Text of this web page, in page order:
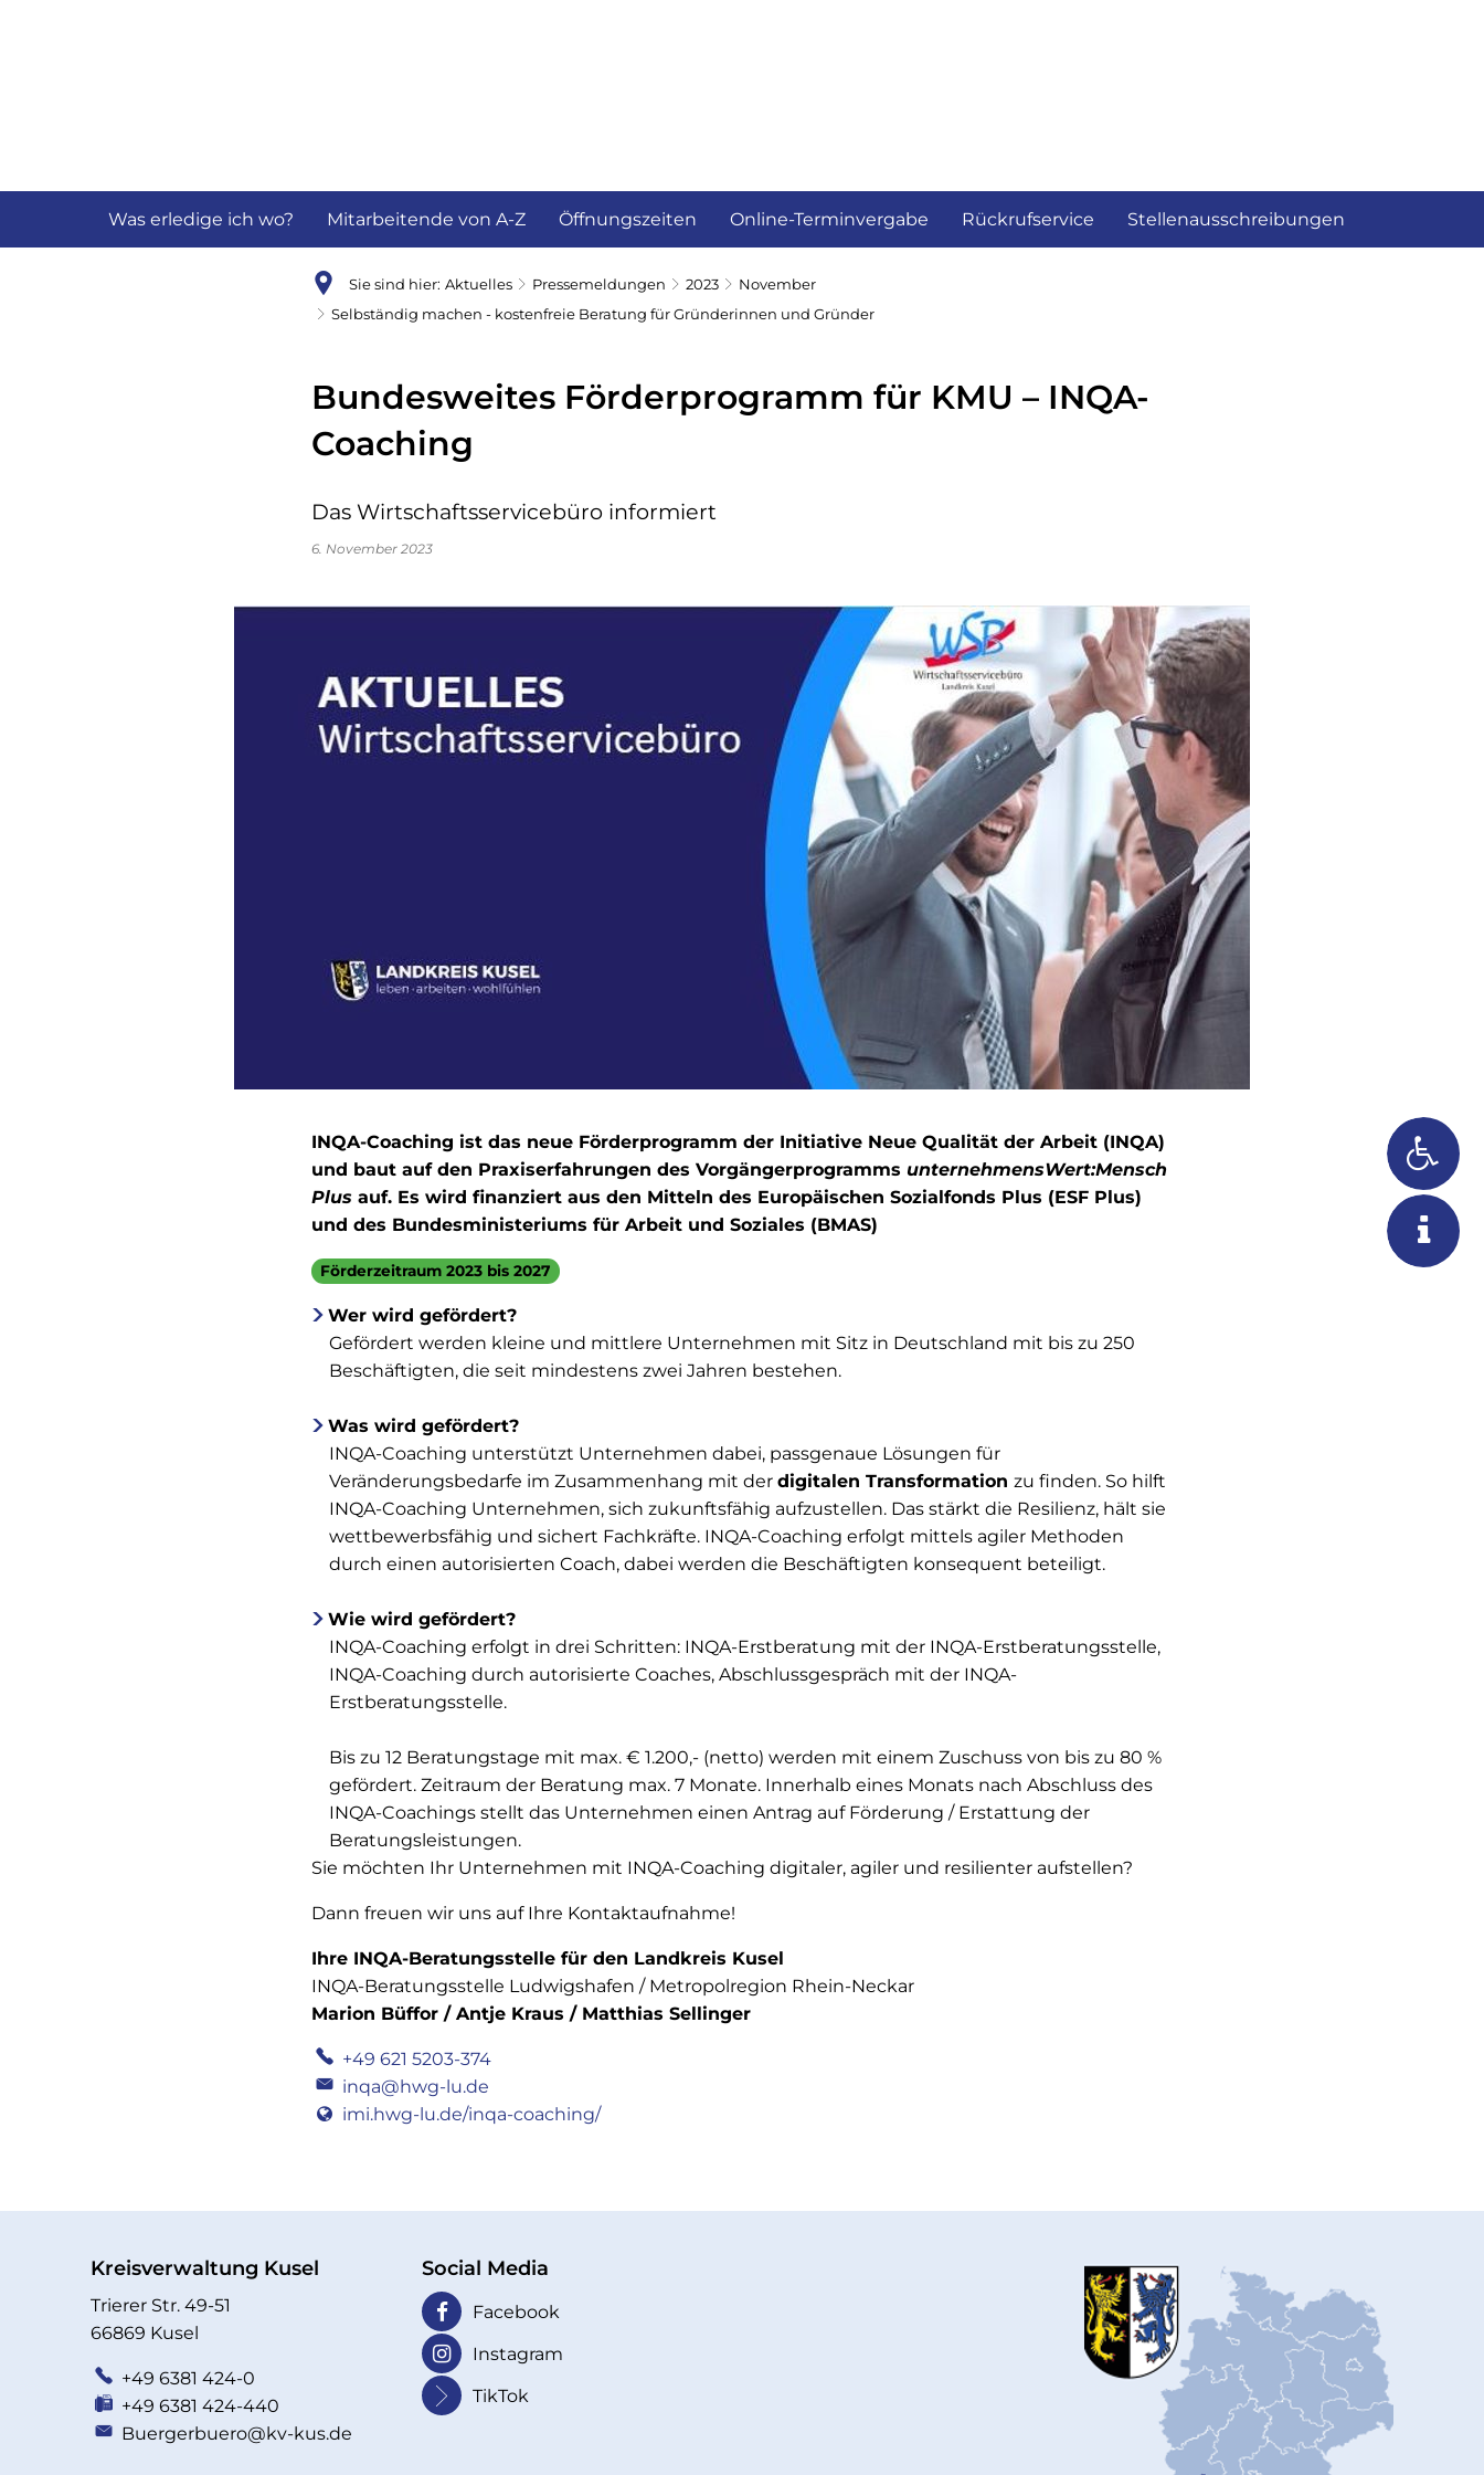
Was erledige ich wo? Mitarbeitende von A-Z Öffnungszeiten Online-Terminvergabe Rückrufservice Stellenausschreibungen
Sie sind hier: Aktuelles Pressemeldungen 2023
November
Selbständig machen - kostenfreie Beratung für Gründerinnen und Gründer
Bundesweites Förderprogramm für KMU – INQA-
Coaching
Das Wirtschaftsservicebüro informiert
6. November 2023
INQA-Coaching ist das neue Förderprogramm der Initiative Neue Qualität der Arbeit (INQA)
und baut auf den Praxiserfahrungen des Vorgängerprogramms unternehmensWert:Mensch
Plus auf. Es wird finanziert aus den Mitteln des Europäischen Sozialfonds Plus (ESF Plus)
und des Bundesministeriums für Arbeit und Soziales (BMAS)
Förderzeitraum 2023 bis 2027
Wer wird gefördert?
Gefördert werden kleine und mittlere Unternehmen mit Sitz in Deutschland mit bis zu 250
Beschäftigten, die seit mindestens zwei Jahren bestehen.
Was wird gefördert?
INQA-Coaching unterstützt Unternehmen dabei, passgenaue Lösungen für
Veränderungsbedarfe im Zusammenhang mit der digitalen Transformation zu finden. So hilft
INQA-Coaching Unternehmen, sich zukunftsfähig aufzustellen. Das stärkt die Resilienz, hält sie
wettbewerbsfähig und sichert Fachkräfte. INQA-Coaching erfolgt mittels agiler Methoden
durch einen autorisierten Coach, dabei werden die Beschäftigten konsequent beteiligt.
Wie wird gefördert?
INQA-Coaching erfolgt in drei Schritten: INQA-Erstberatung mit der INQA-Erstberatungsstelle,
INQA-Coaching durch autorisierte Coaches, Abschlussgespräch mit der INQA-
Erstberatungsstelle.
Bis zu 12 Beratungstage mit max. € 1.200,- (netto) werden mit einem Zuschuss von bis zu 80 %
gefördert. Zeitraum der Beratung max. 7 Monate. Innerhalb eines Monats nach Abschluss des
INQA-Coachings stellt das Unternehmen einen Antrag auf Förderung / Erstattung der
Beratungsleistungen.
Sie möchten Ihr Unternehmen mit INQA-Coaching digitaler, agiler und resilienter aufstellen?
Dann freuen wir uns auf Ihre Kontaktaufnahme!
Ihre INQA-Beratungsstelle für den Landkreis Kusel
INQA-Beratungsstelle Ludwigshafen / Metropolregion Rhein-Neckar
Marion Büffor / Antje Kraus / Matthias Sellinger
+49 621 5203-374
inqa@hwg-lu.de
imi.hwg-lu.de/inqa-coaching/
Kreisverwaltung Kusel
Trierer Str. 49-51
66869 Kusel
+49 6381 424-0
+49 6381 424-440
Buergerbuero@kv-kus.de
Social Media
Facebook
Instagram
TikTok